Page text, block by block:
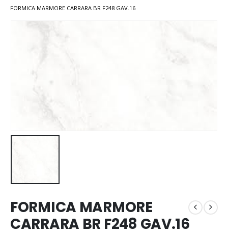
FORMICA MARMORE CARRARA BR F248 GAV.16
FORMICA MARMORE
CARRARA BR F248 GAV.16